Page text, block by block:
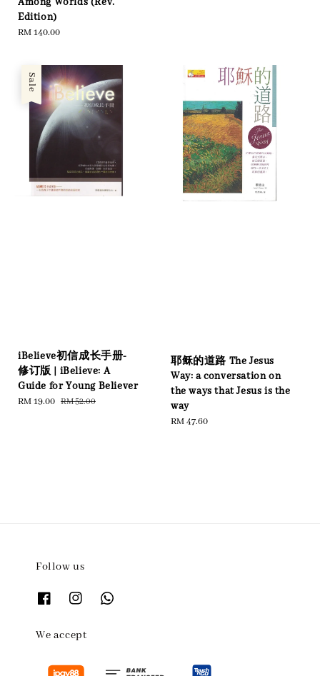
Edition)
Regular
RM 140.00
Sale
iBelieve初信成长手册-
修订版 | iBelieve: A
Guide for Young Believer
Sale
RM 19.00 Regular
RM 52.00
耶稣的道路 The Jesus
Way: a conversation on
the ways that Jesus is the
way
Regular
RM 47.60
Follow us
We accept